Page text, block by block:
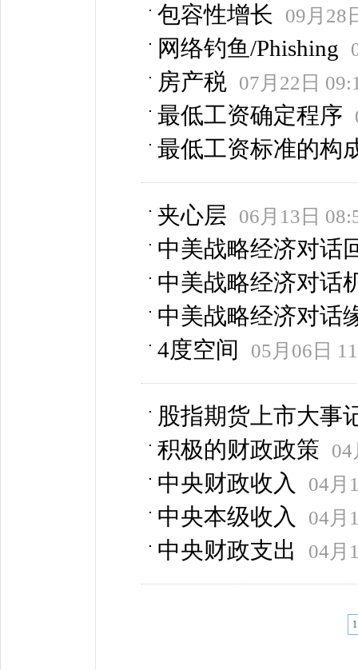
包容性增长 09月28
网络钓鱼/Phishing
房产税 07月22日
最低工资确定程序
最低工资标准的构
夹心层 06月13日
中美战略经济对话
中美战略经济对话
中美战略经济对话
4度空间
05月06日
股指期货上市大事
积极的财政政策
04
中央财政收入 04月
中央本级收入 04月
中央财政支出 04月
1